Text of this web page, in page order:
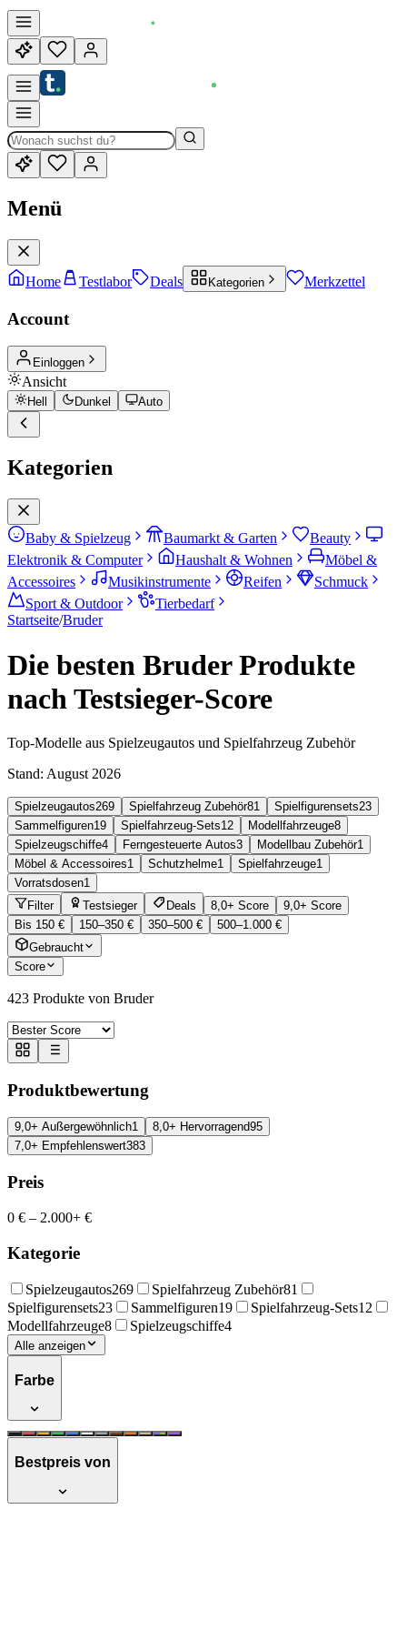
Menü
Home Testlabor Deals Kategorien Merkzettel
Account
Einloggen
Ansicht
Hell Dunkel Auto
Kategorien
Baby & Spielzeug Baumarkt & Garten
Beauty
Elektronik & Computer
Haushalt & Wohnen
Möbel &
Accessoires
Musikinstrumente Reifen
Schmuck
Sport & Outdoor
Tierbedarf
Startseite/Bruder
Die besten Bruder Produkte
nach Testsieger-Score
Top-Modelle aus Spielzeugautos und Spielfahrzeug Zubehör
Stand: August 2026
Spielzeugautos269 Spielfahrzeug Zubehör81 Spielfigurensets23
Sammelfiguren19 Spielfahrzeug-Sets12 Modellfahrzeuge8
Spielzeugschiffe4 Ferngesteuerte Autos3 Modellbau Zubehör1
Möbel & Accessoires1 Schutzhelme1 Spielfahrzeuge1
Vorratsdosen1
Filter
Testsieger Deals 8,0+ Score
9,0+ Score
Bis 150 €
150–350 € 350–500 €
500–1.000 €
Gebraucht
Score
423 Produkte von Bruder
Produktbewertung
9,0+ Außergewöhnlich1 8,0+ Hervorragend95
7,0+ Empfehlenswert383
Preis
0 € – 2.000+ €
Kategorie
Spielzeugautos269 Spielfahrzeug Zubehör81
Spielfigurensets23 Sammelfiguren19 Spielfahrzeug-Sets12
Modellfahrzeuge8 Spielzeugschiffe4
Alle anzeigen
Farbe
Bestpreis von